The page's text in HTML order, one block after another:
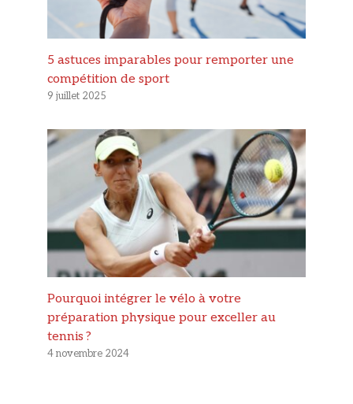
5 astuces imparables pour remporter une
compétition de sport
9 juillet 2025
Pourquoi intégrer le vélo à votre
préparation physique pour exceller au
tennis ?
4 novembre 2024